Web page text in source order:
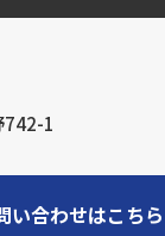
742-1
い合わせはこちら